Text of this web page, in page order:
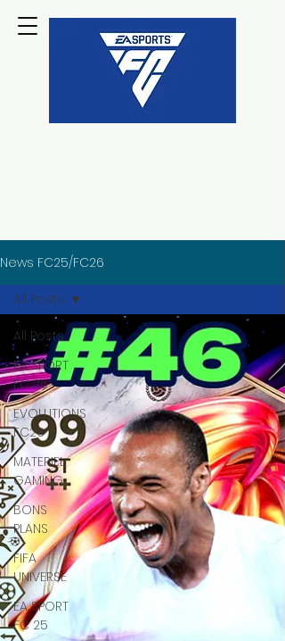
News FC25/FC26
All Posts
EA SPORT
FC 26
EVOLUTIONS
FC26
MATERIEL
GAMING
BONS
PLANS
FIFA
UNIVERSE
EA SPORT
FC 25
All Posts